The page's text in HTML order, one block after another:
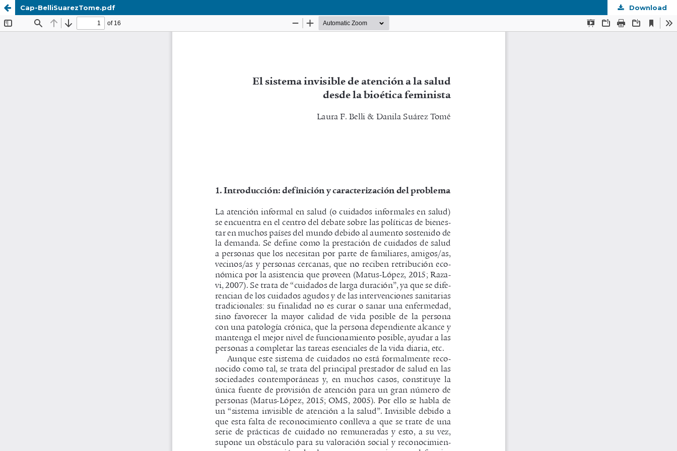
Cap-BelliSuarezTome.pdf Download